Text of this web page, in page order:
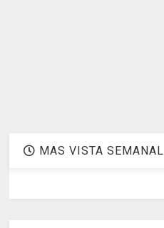
MAS VISTA SEMANAL